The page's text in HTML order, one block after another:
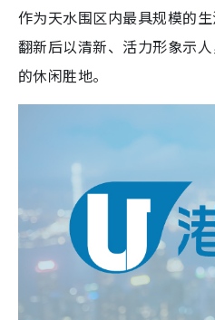
作为天水围区内最具规模的生
翻新后以清新、活力形象示
的休闲胜地。